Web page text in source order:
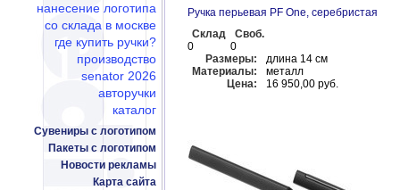
нанесение логотипа
со склада в москве
где купить ручки?
производство
senator 2026
авторучки
каталог
Сувениры с логотипом
Пакеты с логотипом
Новости рекламы
Карта сайта
Ручка перьевая PF One, серебристая
Склад
Своб.
0
0
Размеры:
длина 14 см
Материалы:
металл
Цена:
16 950,00 руб.